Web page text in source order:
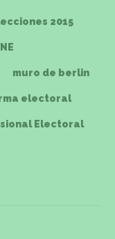
2015
INE
muro de berlin
electoral
Electoral